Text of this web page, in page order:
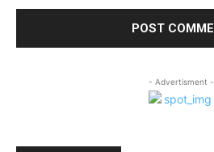
- Advertisment -